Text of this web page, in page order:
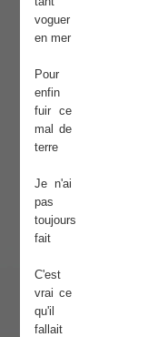
voguer
en mer
Pour
enfin
fuir ce
mal de
terre
Je n'ai
pas
toujours
fait
C'est
vrai ce
qu'il
fallait